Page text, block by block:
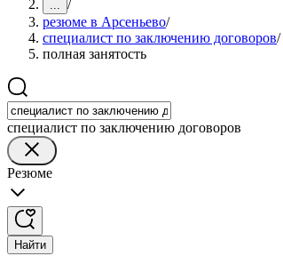
... /
резюме в Арсеньево/
специалист по заключению договоров/
полная занятость
специалист по заключению договоров
Резюме
Найти